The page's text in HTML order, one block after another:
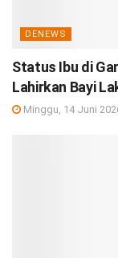
DENEWS
Status Ibu di
Lahirkan Bayi
Minggu, 14 Juni